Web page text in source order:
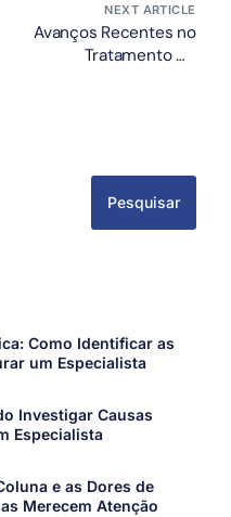
NEXT ARTICLE
Avanços Recentes no
Tratamento do
Pesquisar
Como Identificar as
um Especialista
Investigar Causas
Especialista
e as Dores de
Merecem Atenção